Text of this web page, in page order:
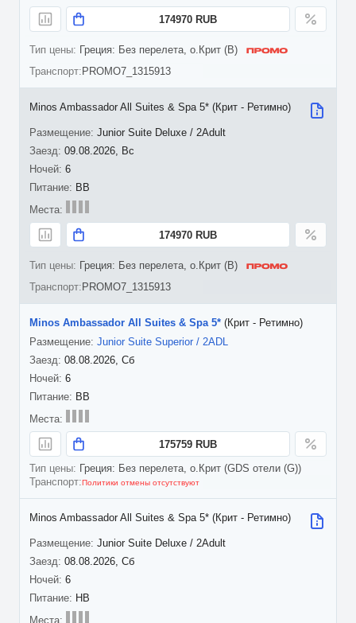
174970 RUB
Греция: Без перелета, о.Крит (B)
PROMO7_1315913
09.08.2026, Вс
6
Minos Ambassador All Suites & Spa 5* (Крит - Ретимно)
Junior Suite Deluxe / 2Adult
BB
174970 RUB
Греция: Без перелета, о.Крит (B)
PROMO7_1315913
08.08.2026, Сб
6
Minos Ambassador All Suites & Spa 5* (Крит - Ретимно)
Junior Suite Superior / 2ADL
BB
175759 RUB
Греция: Без перелета, о.Крит (GDS отели (G))
Политики отмены отсутствуют
08.08.2026, Сб
6
Minos Ambassador All Suites & Spa 5* (Крит - Ретимно)
Junior Suite Deluxe / 2Adult
HB